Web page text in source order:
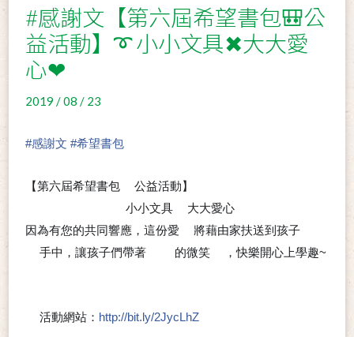
#感謝文【第六屆希望書包🎒公
益活動】➰ 小小文具✖大大愛
心❤
2019 / 08 / 23
#感謝文 #希望書包
【第六屆希望書包
公益活動】
小小文具 大大愛心
因為有您的共同響應，這份愛
將藉由家扶送到孩子
手中，讓孩子們帶著 的微笑
，快樂開心上學趣~
活動網站： http://bit.ly/2JycLhZ